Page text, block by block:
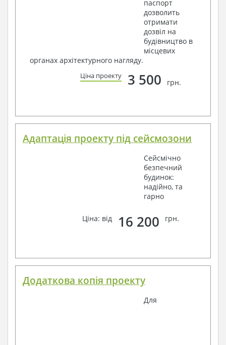
паспорт
дозволить
отримати
дозвіл на
будівництво в
місцевих
органах архітектурного нагляду.
Ціна проекту 3 500 грн.
Адаптація проекту під сейсмозони
Сейсмічно
безпечний
будинок:
надійно, та
гарно
Ціна: від 16 200 грн.
Додаткова копія проекту
Для